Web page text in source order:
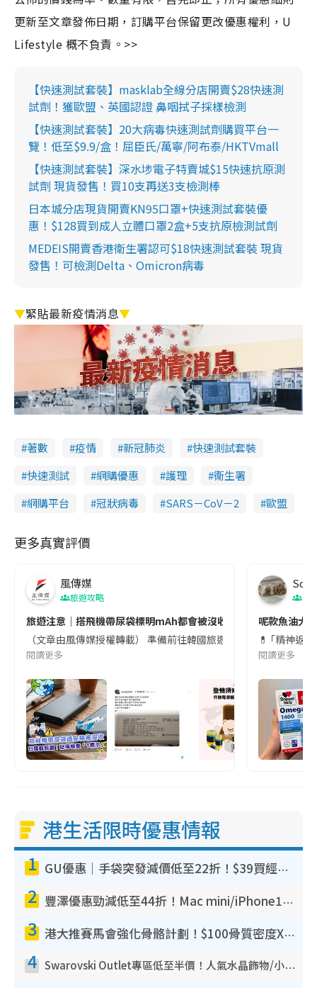
更新至文章發佈日期，訂購平台保留更改優惠權利，U
Lifestyle 概不負責。>>
【快速測試套裝】masklab全線分店開賣$28快速測
試劑！獲歐盟、英國認證 鼻咽拭子採樣檢測
【快速測試套裝】20大病毒快速測試劑購買平台一
覽！低至$9.9/盒！屈臣氏/萬寧/阿布泰/HKTVmall
【快速測試套裝】深水埗電子特賣城$15快速抗原測
試劑 現貨發售！買10支再送3支檢測棒
日本城分店現貨開賣KN95口罩+快速測試套裝優
惠！$128買到成人立體口罩2盒+5支抗原檢測試劑
MEDEIS開賣香港衛生署認可$18快速測試套裝 現貨
發售！可檢測Delta、Omicron病毒
▼緊貼最新疫情消息▼
著數 疫情 新冠肺炎
快速測試套裝
快速測試
網購優惠 護理
衞生署
網購平台
冠狀病毒 SARS－CoV－2 歐盟
更多真實評價
風傳媒
旅遊攻略
旅遊注意｜搭飛機帶尿袋標明mAh都會被沒收😱出發前切記檢查
（文章由風傳媒授權轉載） 準備前往韓國旅遊的民眾，近期要
閱讀更多
Soul
呢款魚油大
💊 ｢精神返
閱讀更多
港生活限時優惠情報
1 GU優惠｜手袋突發減價低至22折！$39買經典波士頓包/餃子袋！飾物同步減價$29起！
2 豐澤優惠勁減低至44折！Mac mini/iPhone17Pro大減價！廚房家電$220起
3 港大推賽馬會強化骨骼計劃！$100骨質密度X光檢查 完成免費運動訓練送超市禮券！附參加資格
4 Swarovski Outlet專區低至半價！人氣水晶飾物/小擺設$138起！迪士尼款/水晶高跟鞋都有平